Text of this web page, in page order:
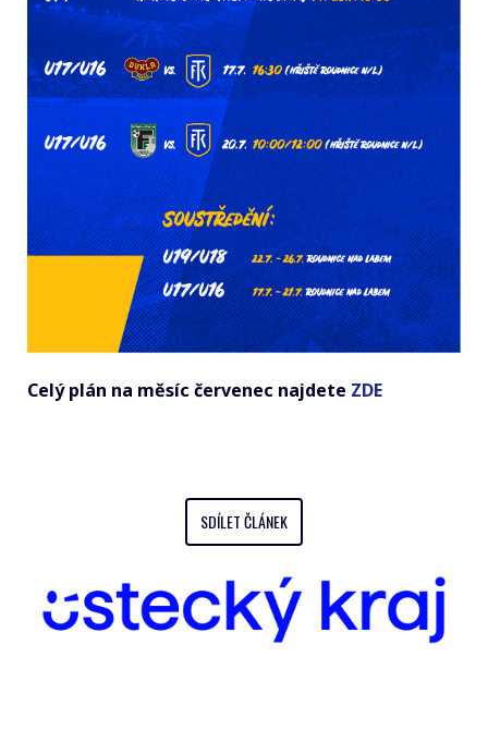
Celý plán na měsíc červenec najdete ZDE
SDÍLET ČLÁNEK